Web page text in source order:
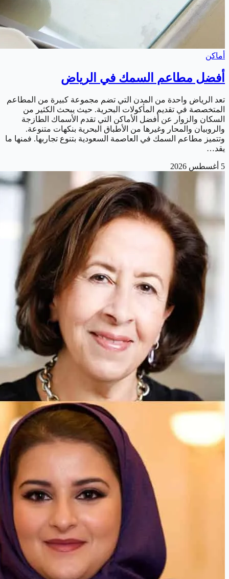
أماكن
أفضل مطاعم السمك في الرياض
تعد الرياض واحدة من المدن التي تضم مجموعة كبيرة من المطاعم
المتخصصة في تقديم المأكولات البحرية. حيث يبحث الكثير من
السكان والزوار عن أفضل الأماكن التي تقدم الأسماك الطازجة
والروبيان والمحار وغيرها من الأطباق البحرية بنكهات متنوعة.
وتتميز مطاعم السمك في العاصمة السعودية بتنوع تجاربها. فمنها ما
يقد…
5 أغسطس 2026